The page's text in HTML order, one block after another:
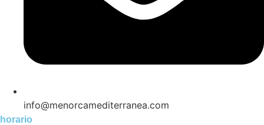
info@menorcamediterranea.com
horario